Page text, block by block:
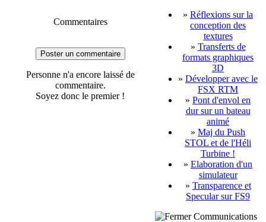
Commentaires
Poster un commentaire
Personne n'a encore laissé de
commentaire.
Soyez donc le premier !
» Réflexions sur la
conception des
textures
» Transferts de
formats graphiques
3D
» Développer avec le
FSX RTM
» Pont d'envol en
dur sur un bateau
animé
» Maj du Push
STOL et de l'Héli
Turbine !
» Elaboration d'un
simulateur
» Transparence et
Specular sur FS9
Communications